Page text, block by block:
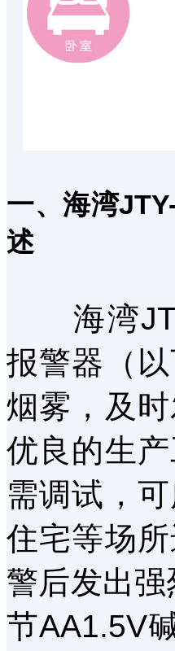
一、海湾
述
海湾
报警器（
烟雾，及
优良的生
需调试，
住宅等场
警后发出
节AA1.5V